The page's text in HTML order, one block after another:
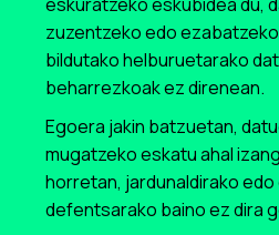
zuzentzeko edo
bildutako helburuetarako
beharrezkoak ez direnean.
Egoera jakin batzuetan,
mugatzeko eskatu ahal
horretan, jardunaldirako
defentsarako baino ez dira